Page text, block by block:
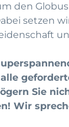
den
setzen
Sie
Wir